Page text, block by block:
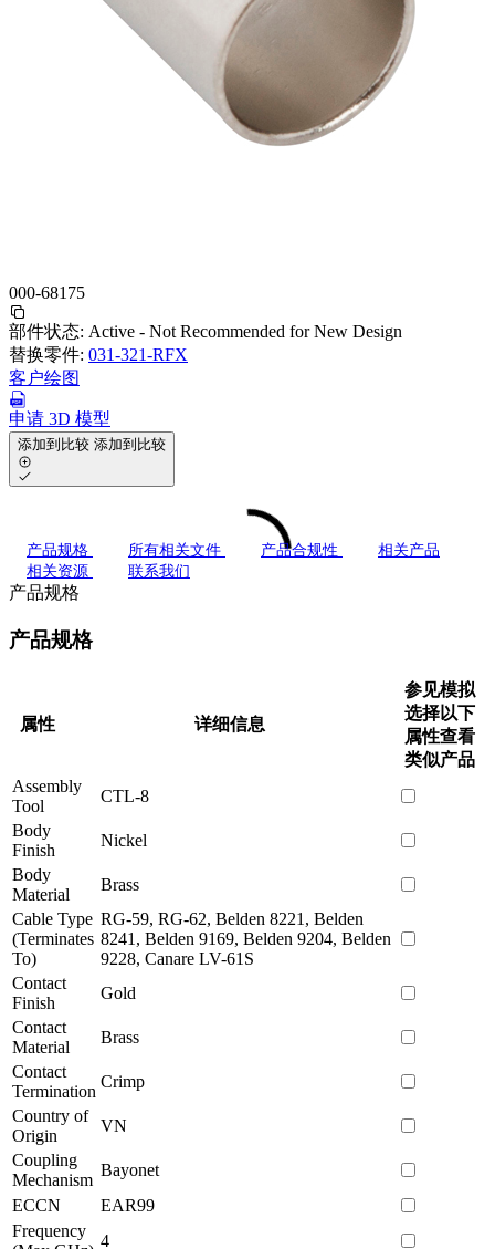
000-68175
部件状态: Active - Not Recommended for New Design
替换零件: 031-321-RFX
客户绘图
申请 3D 模型
添加到比较 添加到比较
产品规格 所有相关文件 产品合规性
相关产品
相关资源
联系我们
产品规格
产品规格
属性 详细信息
参见模拟
选择以下
属性查看
类似产品
Assembly
Tool
CTL-8
Body
Finish
Nickel
Body
Material
Brass
Cable Type
(Terminates
To)
RG-59, RG-62, Belden 8221, Belden
8241, Belden 9169, Belden 9204, Belden
9228, Canare LV-61S
Contact
Finish
Gold
Contact
Material
Brass
Contact
Termination
Crimp
Country of
Origin
VN
Coupling
Mechanism
Bayonet
ECCN
EAR99
Frequency
4